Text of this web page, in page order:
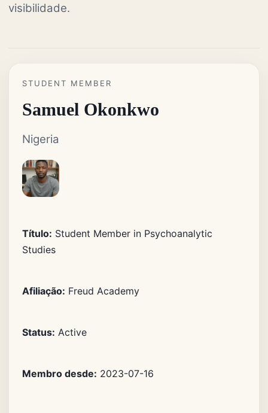
visibilidade.
STUDENT MEMBER
Samuel Okonkwo
Nigeria
Título: Student Member in Psychoanalytic
Studies
Afiliação: Freud Academy
Status: Active
Membro desde: 2023-07-16